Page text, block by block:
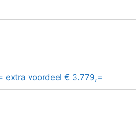
extra voordeel € 3.779,=